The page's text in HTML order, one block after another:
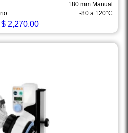
180 mm Manual
-80 a 120°C
$2,270.00